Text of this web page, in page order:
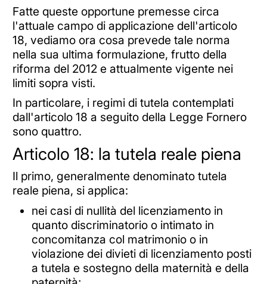
Fatte queste opportune premesse circa
l'attuale campo di applicazione dell'articolo
18, vediamo ora cosa prevede tale norma
nella sua ultima formulazione, frutto della
riforma del 2012 e attualmente vigente nei
limiti sopra visti.
In particolare, i regimi di tutela contemplati
dall'articolo 18 a seguito della Legge Fornero
sono quattro.
Articolo 18: la tutela reale piena
Il primo, generalmente denominato tutela
reale piena, si applica:
nei casi di nullità del licenziamento in
quanto discriminatorio o intimato in
concomitanza col matrimonio o in
violazione dei divieti di licenziamento posti
a tutela e sostegno della maternità e della